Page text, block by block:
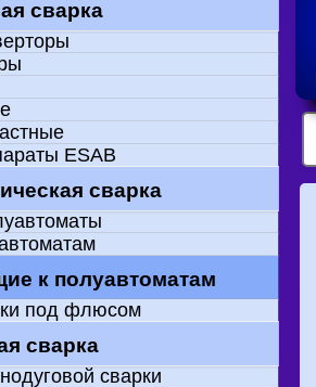
сварка
ESAB
сварка
к полуавтоматам
ПУЛЬСАР
тефлоновый
проволоки для
каналмеханизмам
ПУЛЬСАР
под флюсом
сварка
сварки